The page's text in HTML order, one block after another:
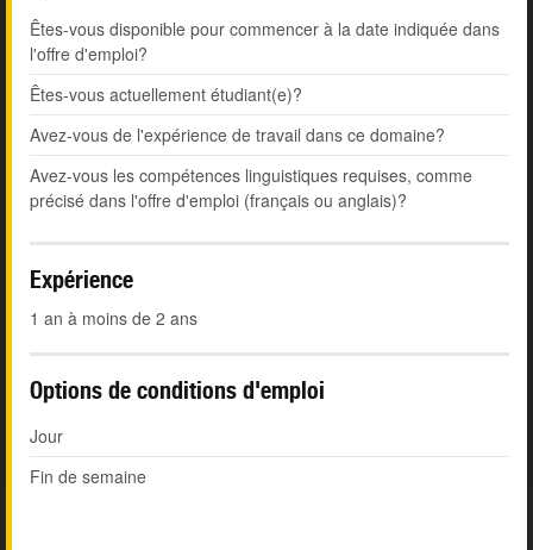
Êtes-vous disponible pour commencer à la date indiquée dans
l'offre d'emploi?
Êtes-vous actuellement étudiant(e)?
Avez-vous de l'expérience de travail dans ce domaine?
Avez-vous les compétences linguistiques requises, comme
précisé dans l'offre d'emploi (français ou anglais)?
Expérience
1 an à moins de 2 ans
Options de conditions d'emploi
Jour
Fin de semaine